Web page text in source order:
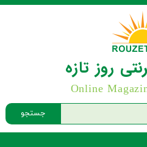
جستجو
روز تازه
Online